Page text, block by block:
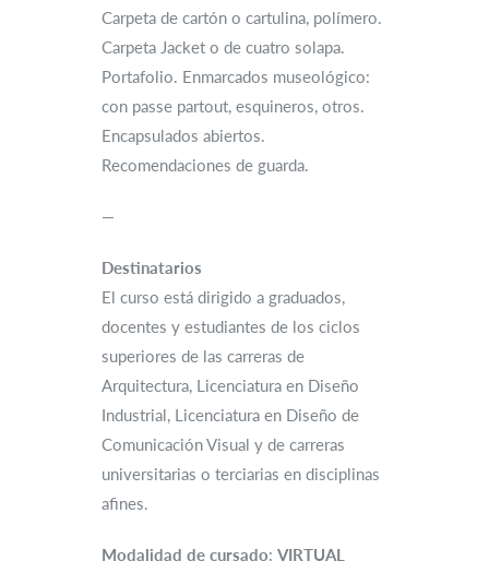
Carpeta de cartón o cartulina, polímero.
Carpeta Jacket o de cuatro solapa.
Portafolio. Enmarcados museológico:
con passe partout, esquineros, otros.
Encapsulados abiertos.
Recomendaciones de guarda.
—
Destinatarios
El curso está dirigido a graduados,
docentes y estudiantes de los ciclos
superiores de las carreras de
Arquitectura, Licenciatura en Diseño
Industrial, Licenciatura en Diseño de
Comunicación Visual y de carreras
universitarias o terciarias en disciplinas
afines.
Modalidad de cursado: VIRTUAL